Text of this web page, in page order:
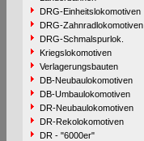
DRG-Einheitslokomotiven
DRG-Zahnradlokomotiven
DRG-Schmalspurlok.
Kriegslokomotiven
Verlagerungsbauten
DB-Neubaulokomotiven
DB-Umbaulokomotiven
DR-Neubaulokomotiven
DR-Rekolokomotiven
DR - "6000er"